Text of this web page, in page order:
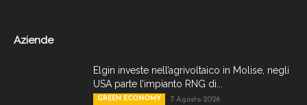
Aziende
Elgin investe nell’agrivoltaico in Molise, negli
USA parte l’impianto RNG di...
GREEN ECONOMY 7 Agosto 2026